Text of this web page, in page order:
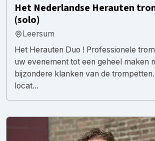
Het Nederlandse Herauten
(solo)
Leersum
Het Herauten Duo ! Professionele
uw evenement tot een geheel maken
bijzondere klanken van de
locat...